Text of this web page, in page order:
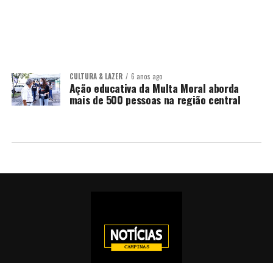
CULTURA & LAZER 6 anos ago
Ação educativa da Multa Moral aborda
mais de 500 pessoas na região central